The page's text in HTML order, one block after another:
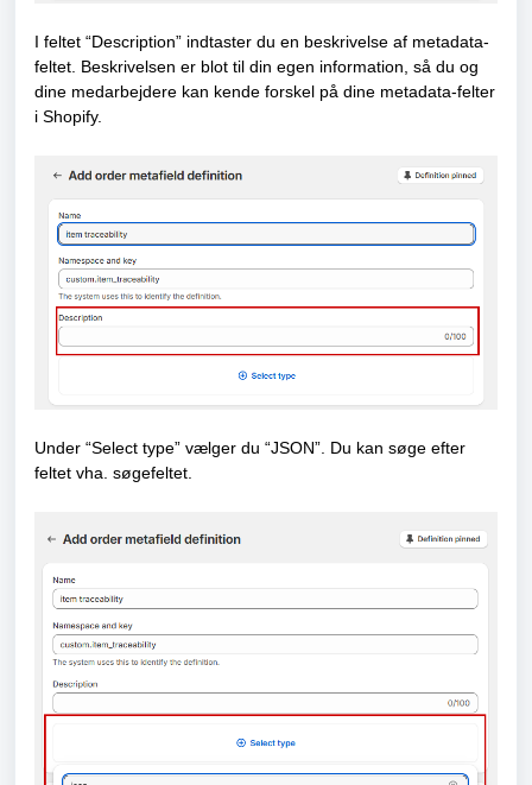
I feltet “Description” indtaster du en beskrivelse af metadata-
feltet. Beskrivelsen er blot til din egen information, så du og
dine medarbejdere kan kende forskel på dine metadata-felter
i Shopify.
Under “Select type” vælger du “JSON”. Du kan søge efter
feltet vha. søgefeltet.